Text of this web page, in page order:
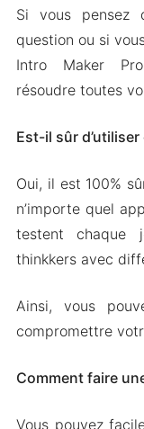
Si vous pensez
question ou si
Intro Maker Pro
résoudre toutes
Est-il sûr d’utiliser
Oui, il est 100%
n’importe quel
testent chaque
thinkkers avec
Ainsi, vous
compromettre
Comment faire
Vous pouvez